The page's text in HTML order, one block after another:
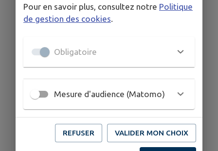
Pour en savoir plus, consultez notre Politique
de gestion des cookies
Obligatoire
Mesure d'audience (Matomo)
REFUSER VALIDER MON CHOIX